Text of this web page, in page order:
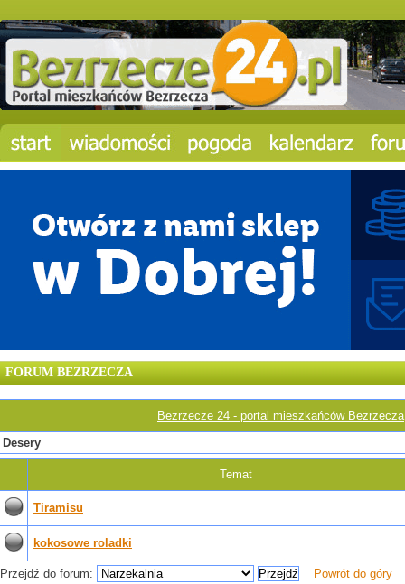
FORUM BEZRZECZA
Bezrzecze 24 - portal mieszkańców Bezrzecza
Desery
Temat
Tiramisu
kokosowe roladki
Przejdź do forum: Powrót do góry